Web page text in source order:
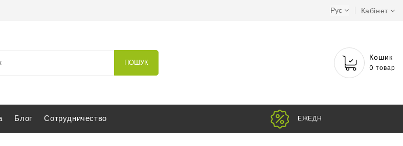
Рус Кабінет
ПОШУК
Кошик
0 товар
Блог Сотрудничество ЕЖ